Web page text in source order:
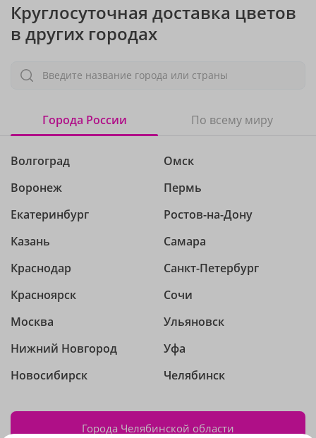
Круглосуточная доставка цветов
в других городах
Введите название города или страны
Города России По всему миру
Волгоград
Воронеж
Екатеринбург
Казань
Краснодар
Красноярск
Москва
Нижний Новгород
Новосибирск
Омск
Пермь
Ростов-на-Дону
Самара
Санкт-Петербург
Сочи
Ульяновск
Уфа
Челябинск
Города Челябинской области